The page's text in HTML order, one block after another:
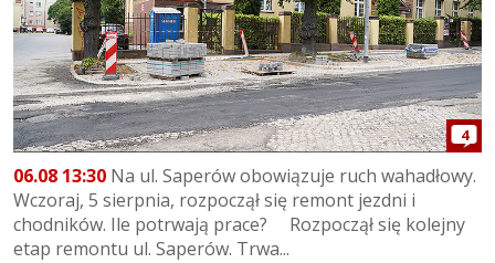
4
06.08 13:30 Na ul. Saperów obowiązuje ruch wahadłowy.
Wczoraj, 5 sierpnia, rozpoczął się remont jezdni i
chodników. Ile potrwają prace? Rozpoczął się kolejny
etap remontu ul. Saperów. Trwa...